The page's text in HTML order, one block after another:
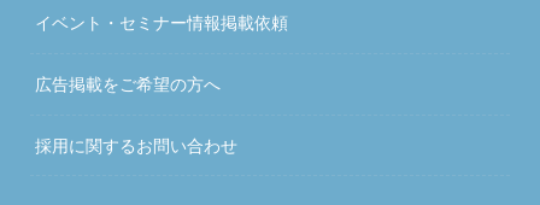
イベント・セミナー情報掲載依頼
広告掲載をご希望の方へ
採用に関するお問い合わせ